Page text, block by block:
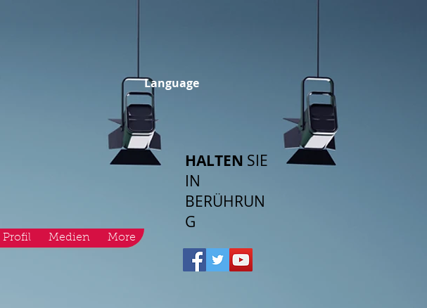
Language
Profil Medien More
HALTEN SIE
IN
BERÜHRUN
G